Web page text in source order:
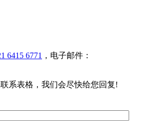
6415 6771 ，电子邮件：
系表格，我们会尽快给您回复!